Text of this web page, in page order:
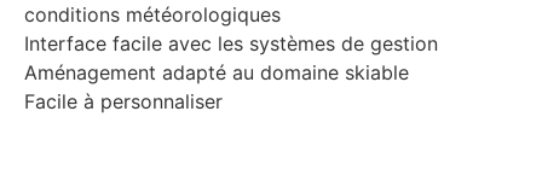
conditions météorologiques
Interface facile avec les systèmes de gestion
Aménagement adapté au domaine skiable
Facile à personnaliser